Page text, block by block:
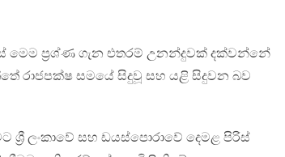
ප්‍රශ්ණ ගැන එතරම් උනන්දුවක් දක්වන්නේ
රාජපක්ෂ සමයේ සිදුවූ සහ යළි සිදුවන බව
ලංකාවේ සහ ඩයස්පොරාවේ දෙමළ පිරිස්